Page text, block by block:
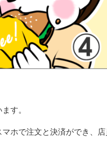
す。
ホで注文と決済ができ、